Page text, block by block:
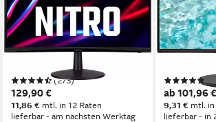
Gaming-LED-Monitor
59,9 cm/ 23,6 Zoll Diagonale
1920 x 1080 px, Full HD Auflösung
1 ms Reaktionszeit
Produktdatenblatt
(273)
129,90 €
11,86 € mtl. in 12 Raten
lieferbar - am nächsten Werktag
Monitor
60 cm/ 24
1920 x 1080
1 ms
(2)
ab 101,96 €
9,31 € mtl. in
lieferbar - in